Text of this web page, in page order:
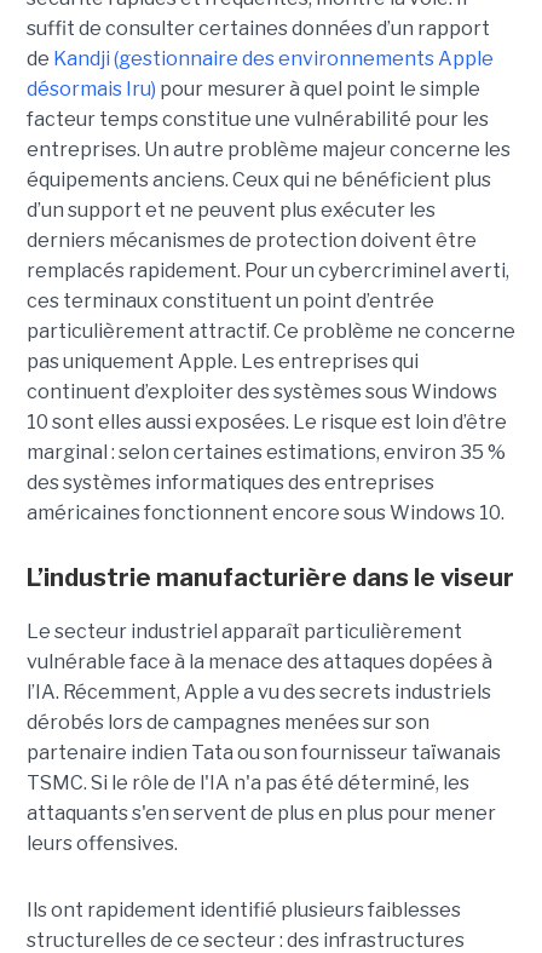
suffit de consulter certaines données d’un rapport
de Kandji (gestionnaire des environnements Apple
désormais Iru) pour mesurer à quel point le simple
facteur temps constitue une vulnérabilité pour les
entreprises. Un autre problème majeur concerne les
équipements anciens. Ceux qui ne bénéficient plus
d’un support et ne peuvent plus exécuter les
derniers mécanismes de protection doivent être
remplacés rapidement. Pour un cybercriminel averti,
ces terminaux constituent un point d’entrée
particulièrement attractif. Ce problème ne concerne
pas uniquement Apple. Les entreprises qui
continuent d’exploiter des systèmes sous Windows
10 sont elles aussi exposées. Le risque est loin d’être
marginal : selon certaines estimations, environ 35 %
des systèmes informatiques des entreprises
américaines fonctionnent encore sous Windows 10.
L’industrie manufacturière dans le viseur
Le secteur industriel apparaît particulièrement
vulnérable face à la menace des attaques dopées à
l’IA. Récemment, Apple a vu des secrets industriels
dérobés lors de campagnes menées sur son
partenaire indien Tata ou son fournisseur taïwanais
TSMC. Si le rôle de l'IA n'a pas été déterminé, les
attaquants s'en servent de plus en plus pour mener
leurs offensives.
Ils ont rapidement identifié plusieurs faiblesses
structurelles de ce secteur : des infrastructures